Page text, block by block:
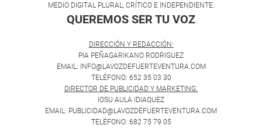
MEDIO DIGITAL PLURAL, CRÍTICO E INDEPENDIENTE.
QUEREMOS SER TU VOZ
DIRECCIÓN Y REDACCIÓN:
PIA PEÑAGARIKANO RODRIGUEZ
EMAIL: INFO@LAVOZDEFUERTEVENTURA.COM
TELÉFONO: 652 35 03 30
DIRECTOR DE PUBLICIDAD Y MARKETING:
IOSU AULA IDIAQUEZ
EMAIL: PUBLICIDAD@LAVOZDEFUERTEVENTURA.COM
TELÉFONO: 682 75 79 05